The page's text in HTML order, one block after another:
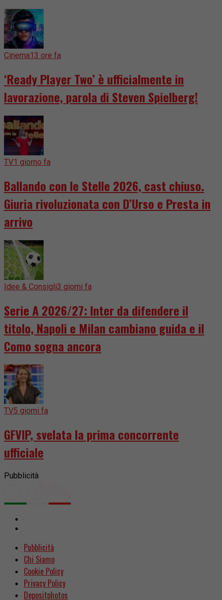
Cinema13 ore fa
‘Ready Player Two’ è ufficialmente in
lavorazione, parola di Steven Spielberg!
TV1 giorno fa
Ballando con le Stelle 2026, cast chiuso.
Giuria rivoluzionata con D’Urso e Presta in
arrivo
Idee & Consigli3 giorni fa
Serie A 2026/27: Inter da difendere il
titolo, Napoli e Milan cambiano guida e il
Como sogna ancora
TV5 giorni fa
GFVIP, svelata la prima concorrente
ufficiale
Pubblicità
Pubblicità
Chi Siamo
Cookie Policy
Privacy Policy
Depositphotos